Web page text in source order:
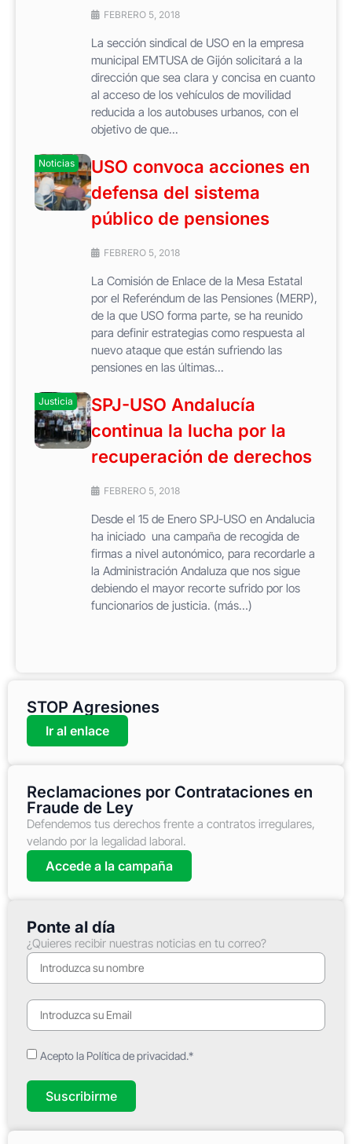
FEBRERO 5, 2018
La sección sindical de USO en la empresa
municipal EMTUSA de Gijón solicitará a la
dirección que sea clara y concisa en cuanto
al acceso de los vehículos de movilidad
reducida a los autobuses urbanos, con el
objetivo de que...
Noticias
USO convoca acciones en
defensa del sistema
público de pensiones
FEBRERO 5, 2018
La Comisión de Enlace de la Mesa Estatal
por el Referéndum de las Pensiones (MERP),
de la que USO forma parte, se ha reunido
para definir estrategias como respuesta al
nuevo ataque que están sufriendo las
pensiones en las últimas...
Justicia
SPJ-USO Andalucía
continua la lucha por la
recuperación de derechos
FEBRERO 5, 2018
Desde el 15 de Enero SPJ-USO en Andalucia
ha iniciado una campaña de recogida de
firmas a nivel autonómico, para recordarle a
la Administración Andaluza que nos sigue
debiendo el mayor recorte sufrido por los
funcionarios de justicia. (más…)
STOP Agresiones
Ir al enlace
Reclamaciones por Contrataciones en
Fraude de Ley
Defendemos tus derechos frente a contratos irregulares,
velando por la legalidad laboral.
Accede a la campaña
Ponte al día
¿Quieres recibir nuestras noticias en tu correo?
Acepto la Política de privacidad.*
Suscribirme